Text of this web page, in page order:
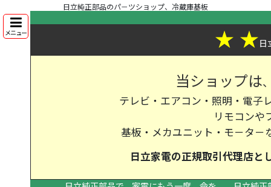
日立純正部品のパ－ツショップ、冷蔵庫基板
メニュー ★ ★日
当ショップは
テレビ・エアコン・照明・電子
リモコンや
基板・メカユニット・モ－タ－
日立家電の正規取引代理店